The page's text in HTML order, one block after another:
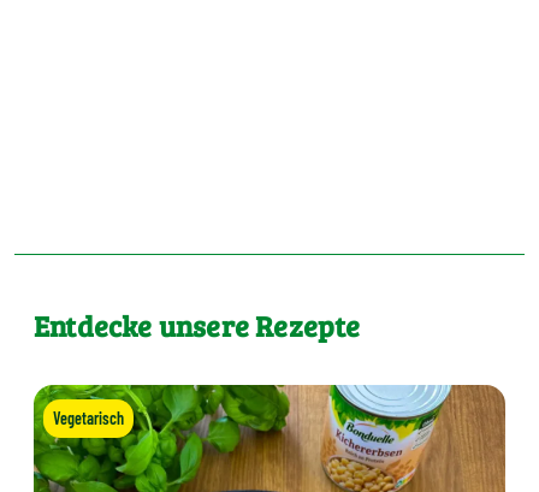
Entdecke unsere Rezepte
Vegetarisch